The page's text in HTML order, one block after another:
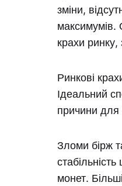
зміни,
максимумів.
крахи
Ринкові
Ідеальний
причини для
Зломи бірж
монет.